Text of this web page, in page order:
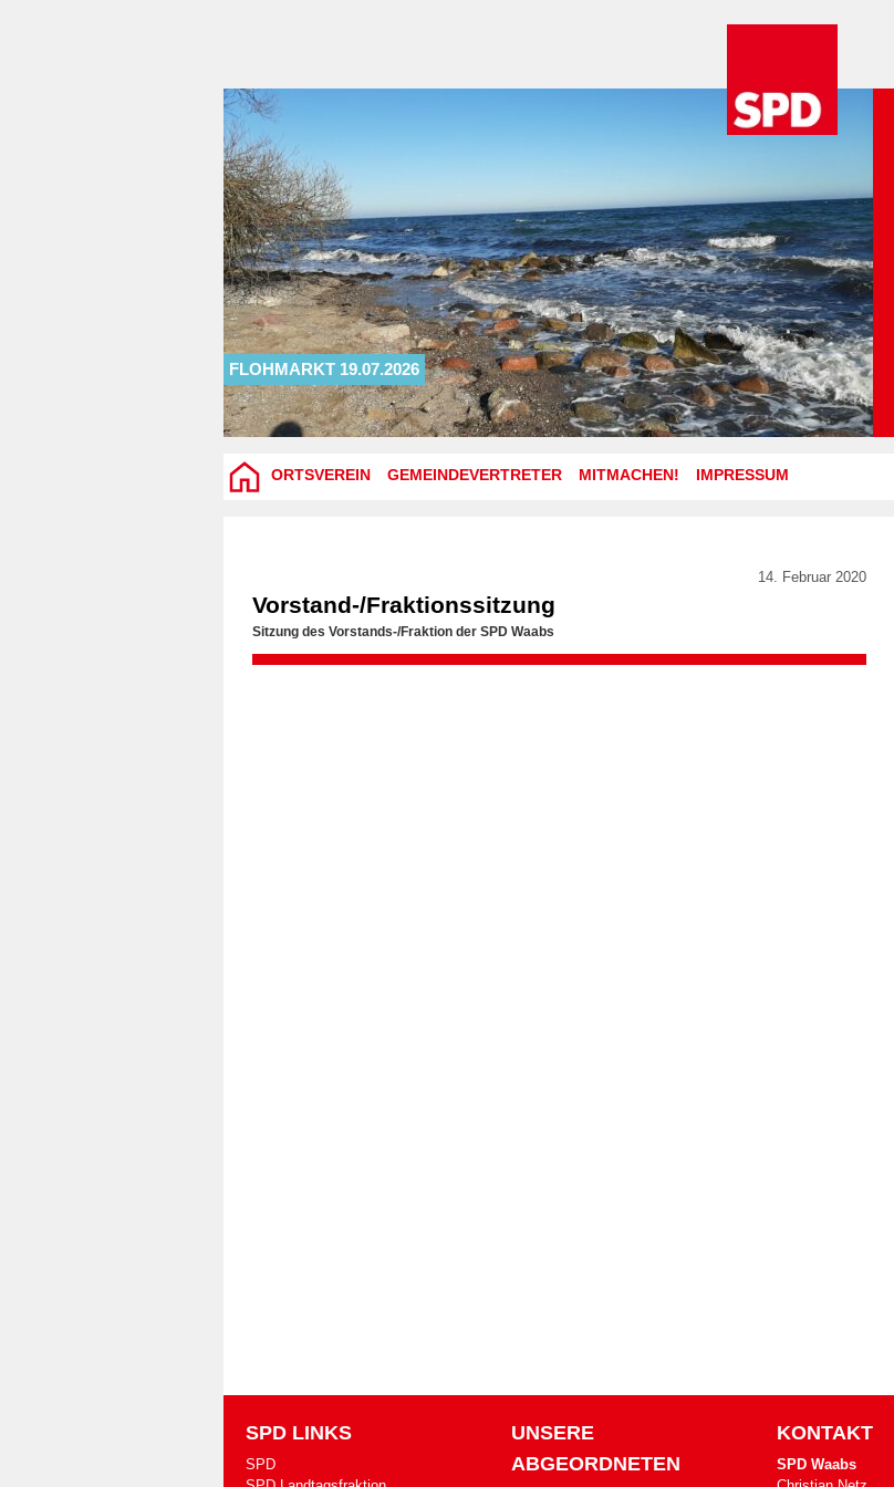
FLOHMARKT 19.07.2026
ORTSVEREIN GEMEINDEVERTRETER MITMACHEN! IMPRESSUM
14. Februar 2020
Vorstand-/Fraktionssitzung
Sitzung des Vorstands-/Fraktion der SPD Waabs
SPD LINKS
SPD
UNSERE
ABGEORDNETEN
KONTAKT
SPD Waabs